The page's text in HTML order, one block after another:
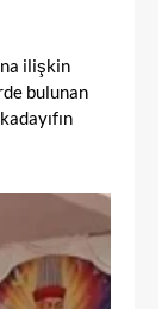
ilişkin
bulunan